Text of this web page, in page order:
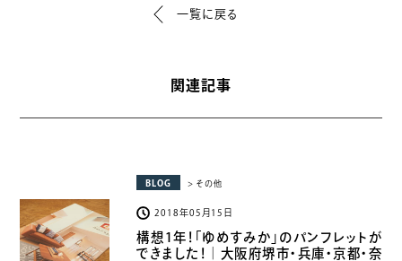
一覧に戻る
関連記事
BLOG > その他
2018年05月15日
構想1年！「ゆめすみか」のパンフレットが
できました！｜大阪府堺市・兵庫・京都・奈